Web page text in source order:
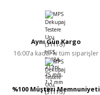
Aynı Gün Kargo
16:00’a kadar ki tüm siparişler
%100 Müşteri Memnuniyeti